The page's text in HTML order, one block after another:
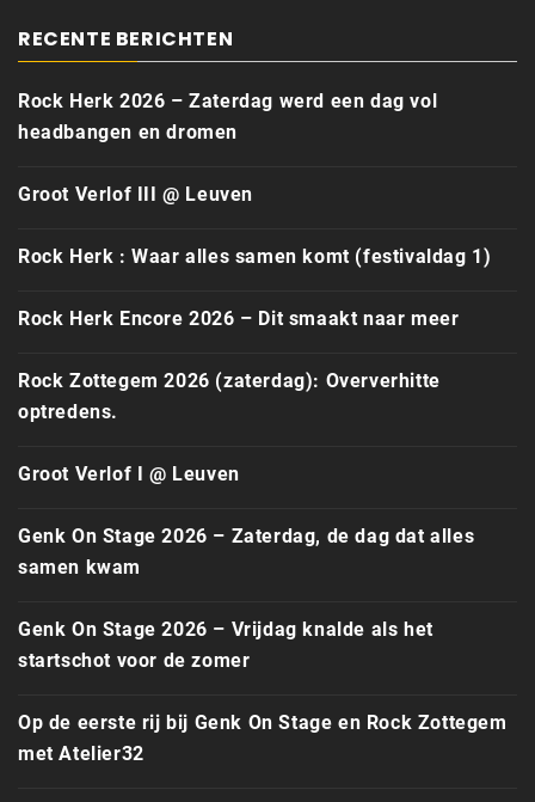
RECENTE BERICHTEN
Rock Herk 2026 – Zaterdag werd een dag vol
headbangen en dromen
Groot Verlof III @ Leuven
Rock Herk : Waar alles samen komt (festivaldag 1)
Rock Herk Encore 2026 – Dit smaakt naar meer
Rock Zottegem 2026 (zaterdag): Oververhitte
optredens.
Groot Verlof I @ Leuven
Genk On Stage 2026 – Zaterdag, de dag dat alles
samen kwam
Genk On Stage 2026 – Vrijdag knalde als het
startschot voor de zomer
Op de eerste rij bij Genk On Stage en Rock Zottegem
met Atelier32